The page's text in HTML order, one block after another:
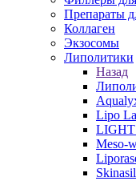
Препараты
Коллаген
Экзосомы
Липолитики
Назад
Lipo
Meso-
Skinasil